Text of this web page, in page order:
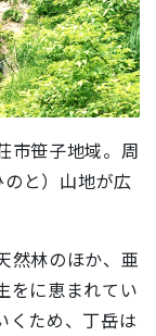
市笹子地域。周
と）山地が広
然林のほか、亜
をに恵まれてい
くため、丁岳は